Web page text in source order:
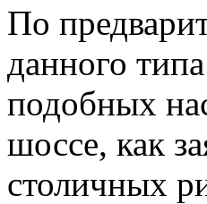
По
данного
подобных
шоссе, как
столичных